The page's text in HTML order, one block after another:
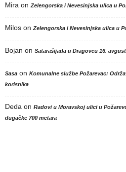
Mira on Zelengorska i Nevesinjska ulica u
Milos on Zelengorska i Nevesinjska ulica u
Bojan on Satarašijada u Dragovcu 16.
Sasa on Komunalne službe Požarevac:
korisnika
Deda on Radovi u Moravskoj ulici u
dugačke 700 metara